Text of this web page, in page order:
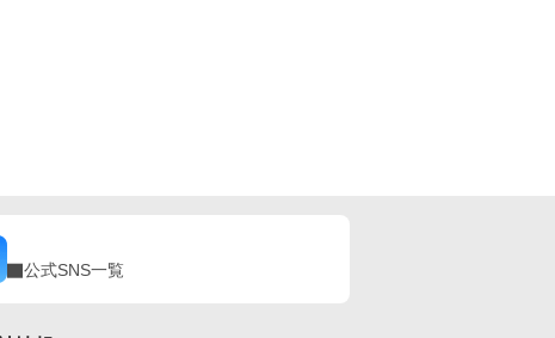
公式SNS一覧